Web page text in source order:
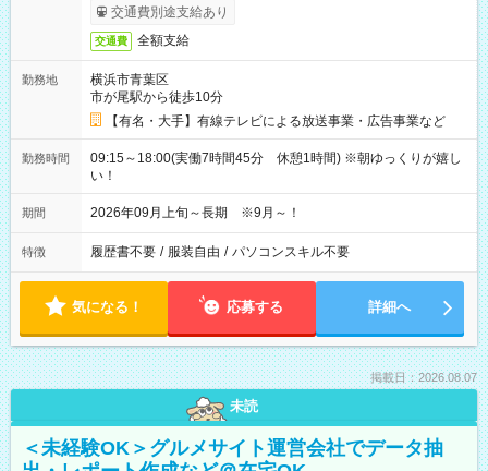
交通費別途支給あり
交通費 全額支給
勤務地
横浜市青葉区
市が尾駅から徒歩10分
【有名・大手】有線テレビによる放送事業・広告事業など
勤務時間
09:15～18:00(実働7時間45分 休憩1時間) ※朝ゆっくりが嬉し
い！
期間 2026年09月上旬～長期 ※9月～！
特徴 履歴書不要 / 服装自由 / パソコンスキル不要
気になる！ 応募する 詳細へ
掲載日：2026.08.07
未読
＜未経験OK＞グルメサイト運営会社でデータ抽